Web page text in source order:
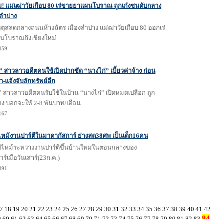
! แม่เฒ่าวัยเกือบ 80 เร่ขายยาแผนโบราณ ถูกเก๋งชนดับกลาง
ำปาง
ตุสลดกลางถนนห้างฉัตร เมืองลำปาง แม่ฒ่าวัยเกือบ 80 ออกเร่
โบราณถึงเชียงใหม่
สาวลาวอดีตคนใช้เปิดปากซัด “นางไก่” เบี้ยวค่าจ้าง ก่อน
-แจ้งจับลักทรัพย์อีก
สาวลาวอดีตคนรับใช้ในบ้าน “นางไก่” เปิดหมดเปลือก ถูก
ง บอกจะให้ 2-8 พันบาท/เดือน
ม้งานปาร์ตีในมาดากัสการ์ ย่างสด38ศพ เป็นเด็ก16คน
ไหม้ระหว่างงานปาร์ตีขึ้นบ้านใหม่ในตอนกลางของ
ร์เมื่อวันเสาร์(23ก.ค.)
18 19 20 21 22 23 24 25 26 27 28 29 30 31 32 33 34 35 36 37 38 39 40 41 42